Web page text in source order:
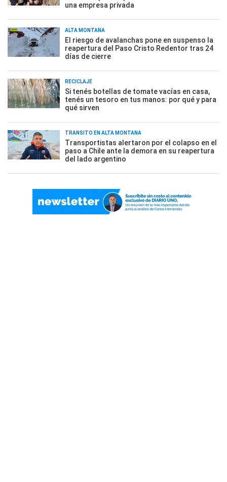
una empresa privada
ALTA MONTAÑA
El riesgo de avalanchas pone en suspenso la
reapertura del Paso Cristo Redentor tras 24
días de cierre
RECICLAJE
Si tenés botellas de tomate vacías en casa,
tenés un tesoro en tus manos: por qué y para
qué sirven
TRÁNSITO EN ALTA MONTAÑA
Transportistas alertaron por el colapso en el
paso a Chile ante la demora en su reapertura
del lado argentino